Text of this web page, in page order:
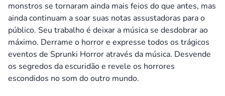
monstros se tornaram ainda mais feios do que antes, mas
ainda continuam a soar suas notas assustadoras para o
público. Seu trabalho é deixar a música se desdobrar ao
máximo. Derrame o horror e expresse todos os trágicos
eventos de Sprunki Horror através da música. Desvende
os segredos da escuridão e revele os horrores
escondidos no som do outro mundo.